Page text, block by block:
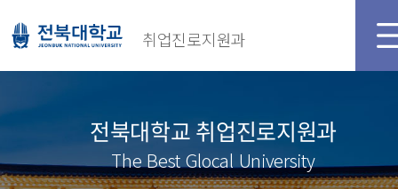
취업진로지원과
전북대학교 취업진로지원과
The Best Glocal University